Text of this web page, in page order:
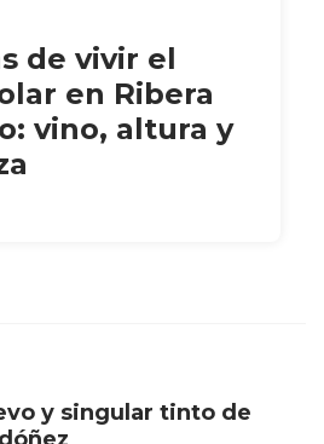
de vivir el
en Ribera
vino, altura y
y singular tinto de